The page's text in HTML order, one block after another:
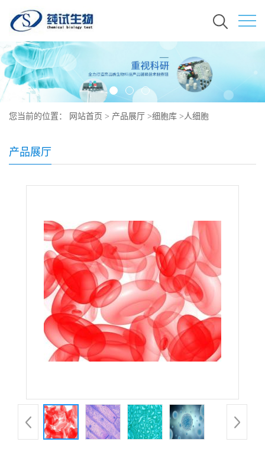
您当前的位置： 网站首页 > 产品展厅 >细胞库 >人细胞
产品展厅